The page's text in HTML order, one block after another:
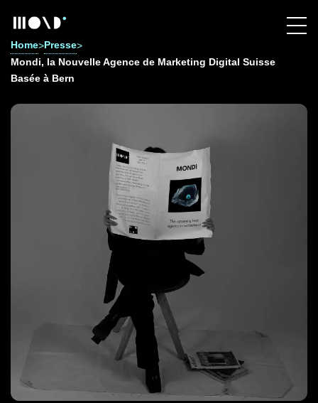
Home>Presse>
Mondi, la Nouvelle Agence de Marketing Digital Suisse
Basée à Bern